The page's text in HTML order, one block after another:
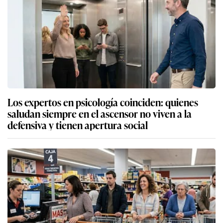
Los expertos en psicología coinciden: quienes
saludan siempre en el ascensor no viven a la
defensiva y tienen apertura social